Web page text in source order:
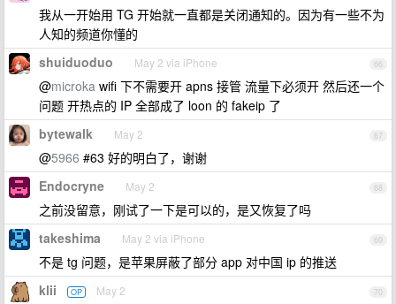
我从一开始用 TG 开始就一直都是关闭通知的。因为有一些不为
人知的频道你懂的
66
shuiduoduo May 2 via iPhone
@microka wifi 下不需要开 apns 接管 流量下必须开 然后还一个
问题 开热点的 IP 全部成了 loon 的 fakeip 了
67
bytewalk May 2
@5966 #63 好的明白了，谢谢
68
Endocryne May 2
之前没留意，刚试了一下是可以的，是又恢复了吗
69
takeshima May 2 via iPhone
不是 tg 问题，是苹果屏蔽了部分 app 对中国 ip 的推送
70
klii OP May 2